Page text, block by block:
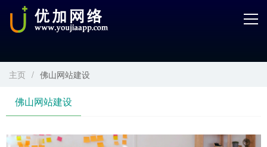
首页
开发服务
解决方案
案例解剖
主页 / 佛山网站建设
佛山网站建设